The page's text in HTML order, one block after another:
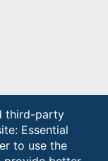
third-party
Essential
to use the